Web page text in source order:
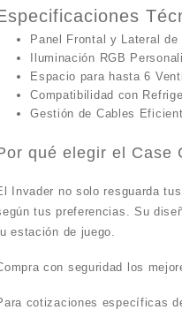
Panel Frontal y Lateral de
Iluminación RGB
Espacio para hasta 6
Compatibilidad con
Gestión de Cables
qué elegir el Case
Invader no solo resguarda
tus preferencias. Su
estación de juego.
con seguridad los
cotizaciones específicas